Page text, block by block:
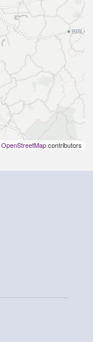
OpenStreetMapcontributors